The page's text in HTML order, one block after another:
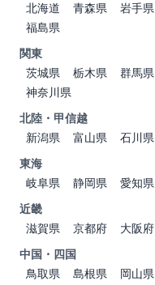
北海道
青森県 岩手県
福島県
関東
茨城県
栃木県 群馬県
神奈川県
北陸・甲信越
新潟県
富山県 石川県
東海
岐阜県
静岡県 愛知県
近畿
滋賀県
京都府 大阪府
中国・四国
鳥取県
島根県 岡山県